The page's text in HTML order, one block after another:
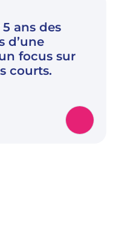
ans des
d’une
focus sur
courts.